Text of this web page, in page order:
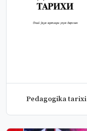
Pedagogika tarixi